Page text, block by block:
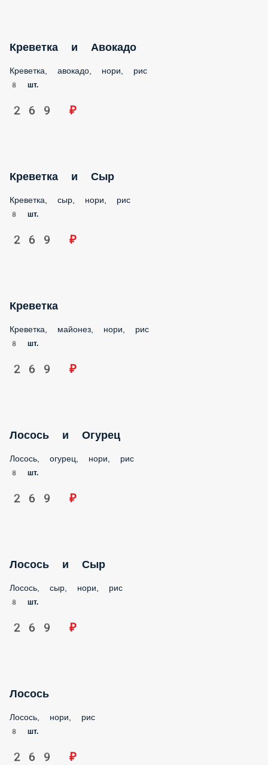
Креветка и Авокадо
Креветка, авокадо, нори, рис
8 шт.
269 ₽
Креветка и Сыр
Креветка, сыр, нори, рис
8 шт.
269 ₽
Креветка
Креветка, майонез, нори, рис
8 шт.
269 ₽
Лосось и Огурец
Лосось, огурец, нори, рис
8 шт.
269 ₽
Лосось и Сыр
Лосось, сыр, нори, рис
8 шт.
269 ₽
Лосось
Лосось, нори, рис
8 шт.
269 ₽